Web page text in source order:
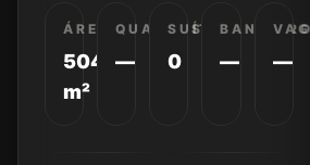
ÁREA
504
m²
QUARTOS
—
SUÍTES
0 — —